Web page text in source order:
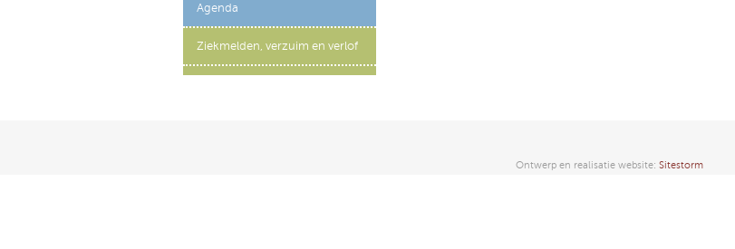
Agenda
Ziekmelden, verzuim en verlof
Ontwerp en realisatie website: Sitestorm